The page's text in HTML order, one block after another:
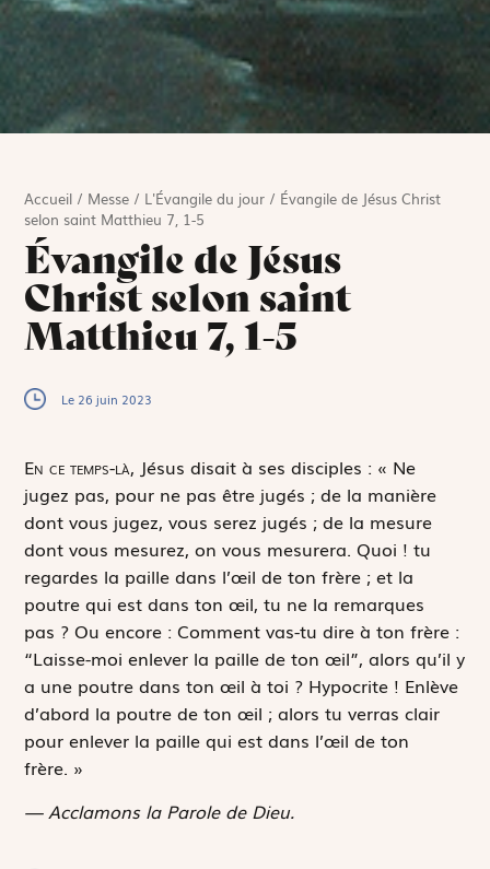
Accueil / Messe / L'Évangile du jour / Évangile de Jésus Christ
selon saint Matthieu 7, 1-5
Évangile de Jésus
Christ selon saint
Matthieu 7, 1-5
Le 26 juin 2023
En ce temps-là, Jésus disait à ses disciples : « Ne
jugez pas, pour ne pas être jugés ; de la manière
dont vous jugez, vous serez jugés ; de la mesure
dont vous mesurez, on vous mesurera. Quoi ! tu
regardes la paille dans l’œil de ton frère ; et la
poutre qui est dans ton œil, tu ne la remarques
pas ? Ou encore : Comment vas-tu dire à ton frère :
“Laisse-moi enlever la paille de ton œil”, alors qu’il y
a une poutre dans ton œil à toi ? Hypocrite ! Enlève
d’abord la poutre de ton œil ; alors tu verras clair
pour enlever la paille qui est dans l’œil de ton
frère. »
— Acclamons la Parole de Dieu.